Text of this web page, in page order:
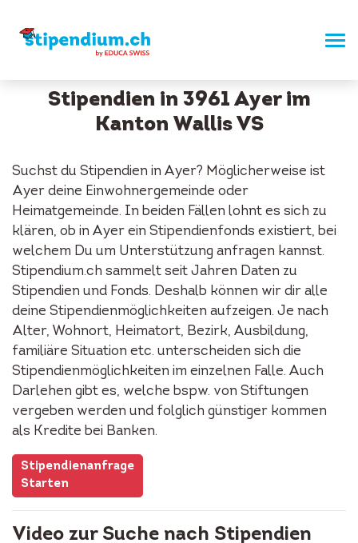
Stipendien in 3961 Ayer im
Kanton Wallis VS
Suchst du Stipendien in Ayer? Möglicherweise ist
Ayer deine Einwohnergemeinde oder
Heimatgemeinde. In beiden Fällen lohnt es sich zu
klären, ob in Ayer ein Stipendienfonds existiert, bei
welchem Du um Unterstützung anfragen kannst.
Stipendium.ch sammelt seit Jahren Daten zu
Stipendien und Fonds. Deshalb können wir dir alle
deine Stipendienmöglichkeiten aufzeigen. Je nach
Alter, Wohnort, Heimatort, Bezirk, Ausbildung,
familiäre Situation etc. unterscheiden sich die
Stipendienmöglichkeiten im einzelnen Falle. Auch
Darlehen gibt es, welche bspw. von Stiftungen
vergeben werden und folglich günstiger kommen
als Kredite bei Banken.
Stipendienanfrage
Starten
Video zur Suche nach Stipendien